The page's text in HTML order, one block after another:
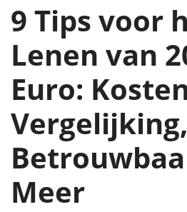
9 Tips voor
Lenen van
Euro:
Vergelijking,
Meer